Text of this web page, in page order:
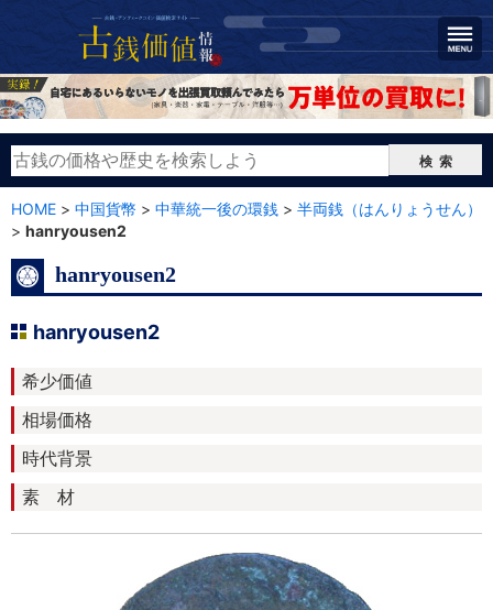
検索
HOME > 中国貨幣 > 中華統一後の環銭 > 半両銭（はんりょうせん）
> hanryousen2
hanryousen2
hanryousen2
希少価値
相場価格
時代背景
素 材